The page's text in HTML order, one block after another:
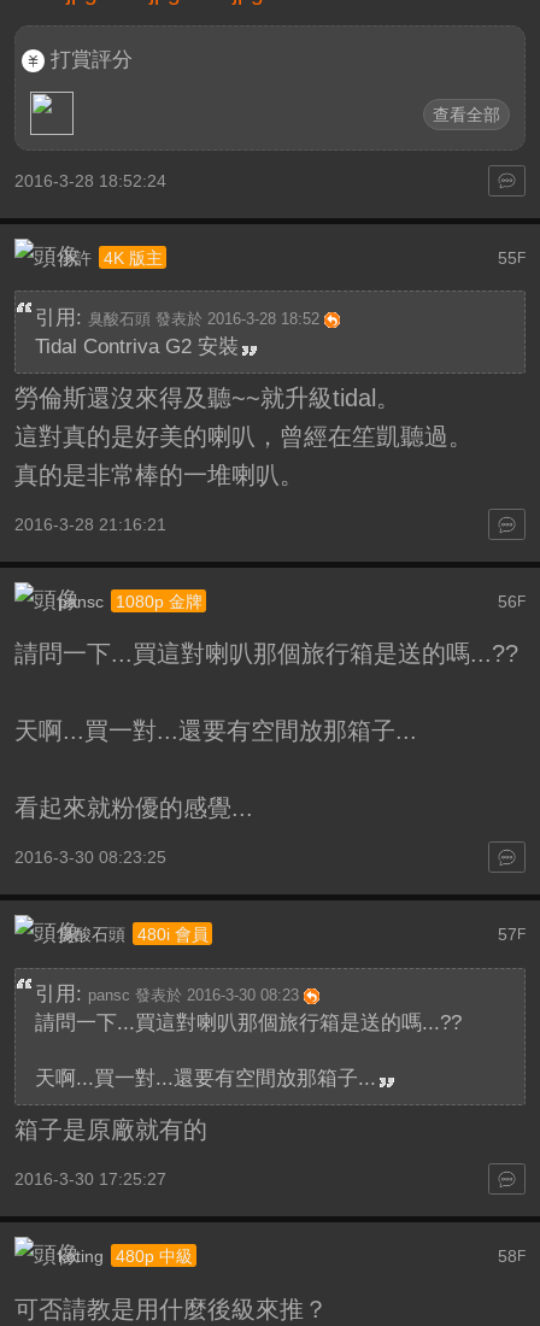
打賞評分
查看全部
2016-3-28 18:52:24
55F
小許 4K 版主
引用: 臭酸石頭 發表於 2016-3-28 18:52
Tidal Contriva G2 安裝
勞倫斯還沒來得及聽~~就升級tidal。
這對真的是好美的喇叭，曾經在笙凱聽過。
真的是非常棒的一堆喇叭。
2016-3-28 21:16:21
56F
pansc 1080p 金牌
請問一下...買這對喇叭那個旅行箱是送的嗎...??
天啊...買一對...還要有空間放那箱子...
看起來就粉優的感覺...
2016-3-30 08:23:25
57F
臭酸石頭 480i 會員
引用: pansc 發表於 2016-3-30 08:23
請問一下...買這對喇叭那個旅行箱是送的嗎...??
天啊...買一對...還要有空間放那箱子...
箱子是原廠就有的
2016-3-30 17:25:27
58 F
koting 480p 中級
可否請教是用什麼後級來推？